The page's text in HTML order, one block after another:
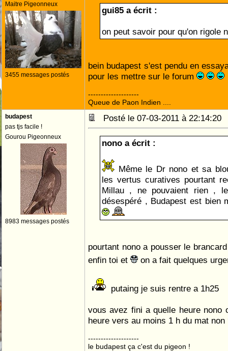
Maitre Pigeonneux
3455 messages postés
gui85 a écrit :
on peut savoir pour qu'on rigole
bein budapest s'est pendu en
pour les mettre sur le forum
--------------------
Queue de Paon Indien ....
budapest
pas tjs facile !
Gourou Pigeonneux
8983 messages postés
Posté le 07-03-2011 à
nono a écrit :
Même le Dr nono et sa
les vertus curatives pourtant
Millau , ne pouvaient rien ,
désespéré , Budapest est bien
pourtant nono a pousser le
enfin toi et
on a fait quelques
putaing je suis rentre a 1h25
vous avez fini a quelle heure nono
heure vers au moins 1 h du mat non
--------------------
le budapest ça c'est du pigeon !